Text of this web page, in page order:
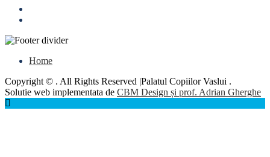
Home
Copyright © . All Rights Reserved |Palatul Copiilor Vaslui .
Solutie web implementata de CBM Design și prof. Adrian Gherghe